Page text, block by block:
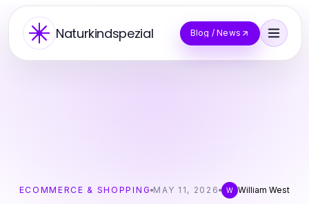
Naturkindspezial Blog / News
ECOMMERCE & SHOPPING MAY 11, 2026 W William West